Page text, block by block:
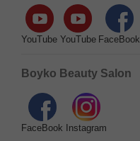
YouTube YouTube FaceBook
Boyko Beauty Salon
FaceBook Instagram